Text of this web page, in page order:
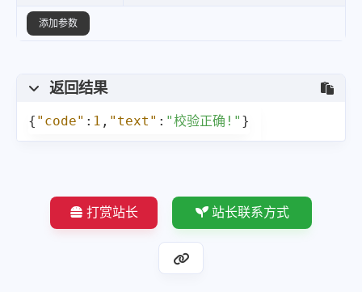
添加参数
返回结果
{ "code" : 1 , "text" : "校验正确!" }
打赏站长 站长联系方式